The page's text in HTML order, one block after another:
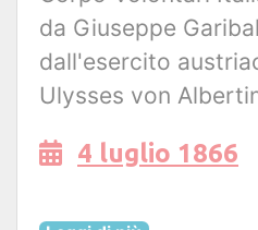
da Giuseppe
dall'esercito
Ulysses von
4 luglio 1866